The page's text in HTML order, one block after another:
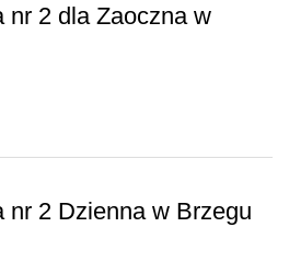
nr 2 dla Zaoczna w
nr 2 Dzienna w Brzegu